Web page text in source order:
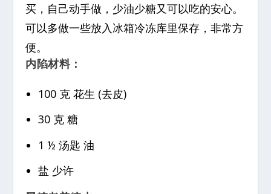
买，自己动手做，少油少糖又可以吃的安心。
可以多做一些放入冰箱冷冻库里保存，非常方
便。
内陷材料：
100 克 花生 (去皮)
30 克 糖
1 ½ 汤匙 油
盐 少许